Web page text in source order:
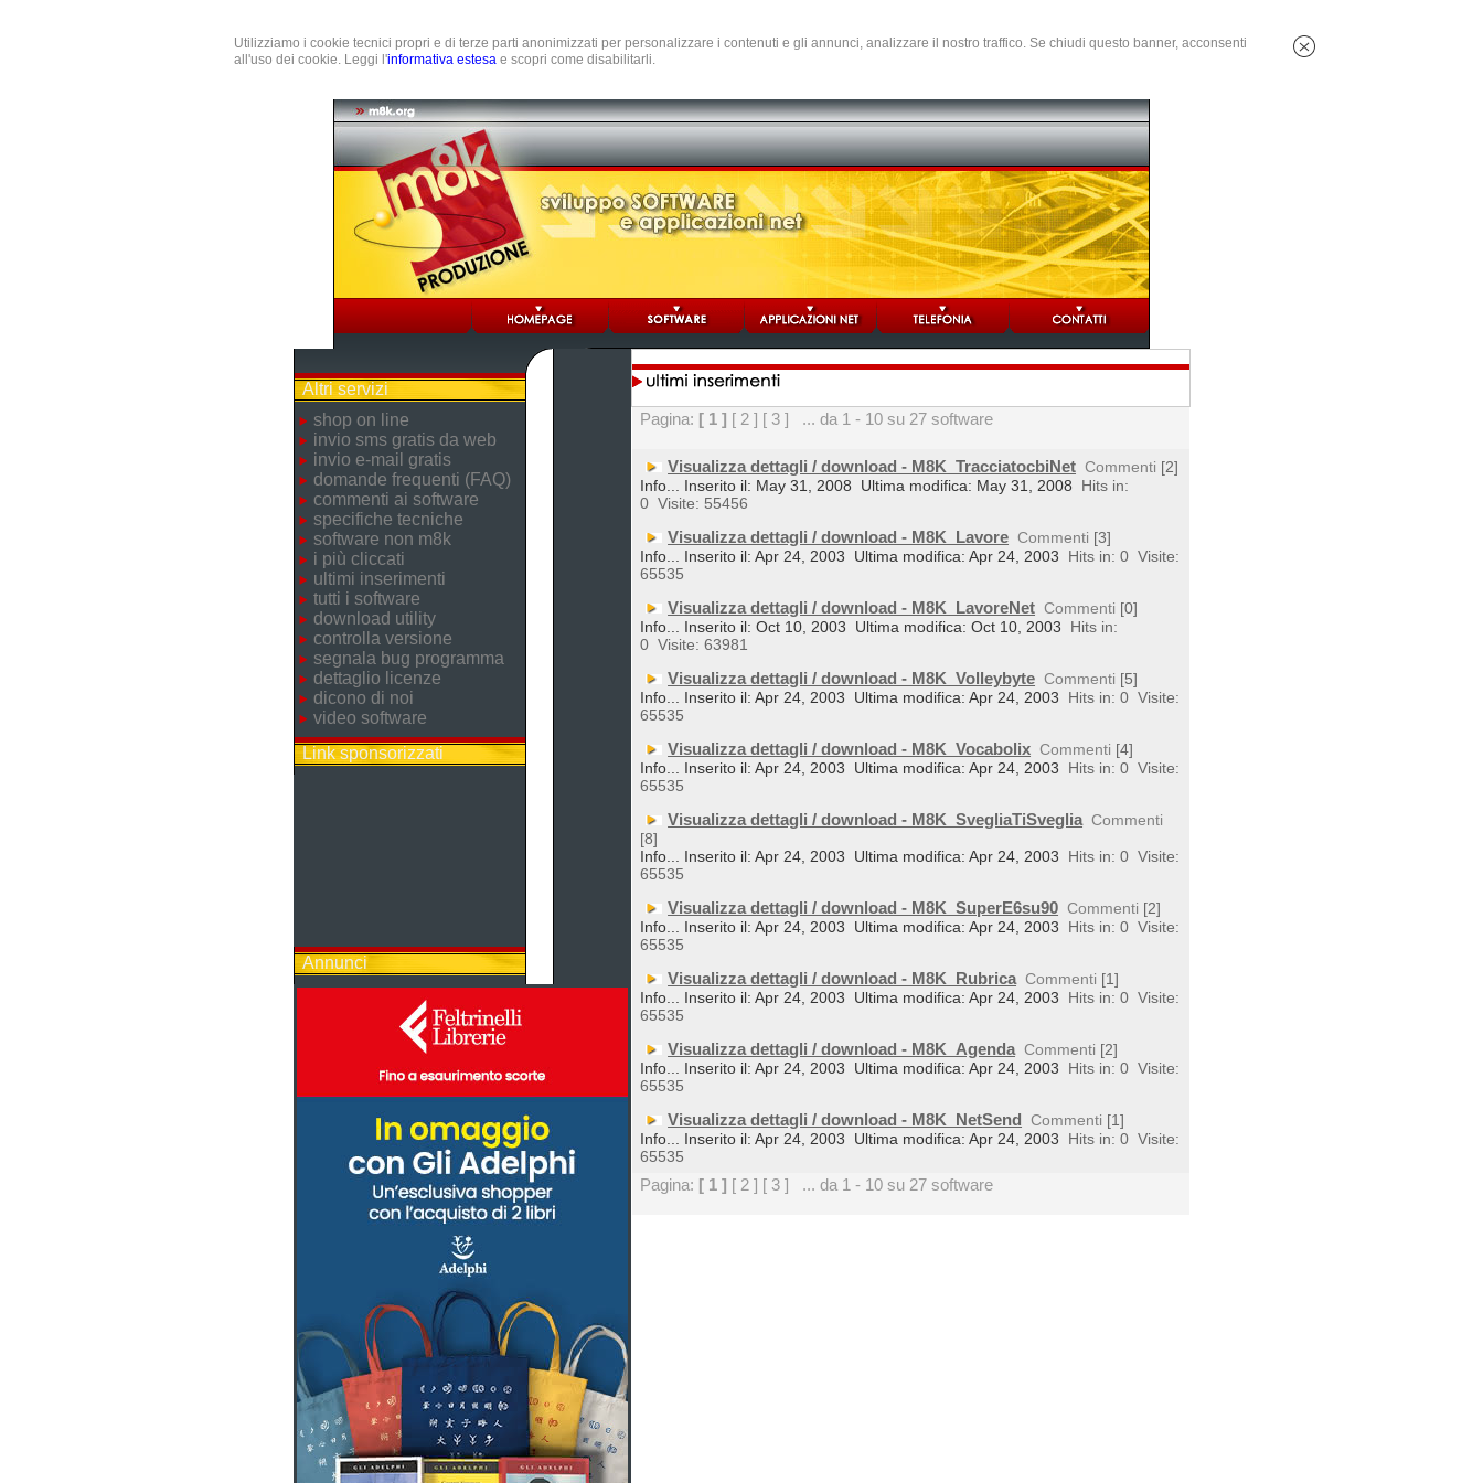
Utilizziamo i cookie tecnici propri e di terze parti anonimizzati per personalizzare i contenuti e gli annunci, analizzare il nostro traffico. Se chiudi questo banner, acconsenti
all'uso dei cookie. Leggi l'informativa estesa e scopri come disabilitarli.
Altri servizi
shop on line
invio sms gratis da web
invio e-mail gratis
domande frequenti (FAQ)
commenti ai software
specifiche tecniche
software non m8k
i più cliccati
ultimi inserimenti
tutti i software
download utility
controlla versione
segnala bug programma
dettaglio licenze
dicono di noi
video software
Link sponsorizzati
Annunci
Pagina: [ 1 ] [ 2 ] [ 3 ] ... da 1 - 10 su 27 software
Visualizza dettagli / download - M8K_TracciatocbiNet Commenti [2]
Info... Inserito il: May 31, 2008
Ultima modifica: May 31, 2008
Hits in:
0 Visite: 55456
Visualizza dettagli / download - M8K_Lavore Commenti [3]
Info... Inserito il: Apr 24, 2003
Ultima modifica: Apr 24, 2003 Hits in: 0 Visite:
65535
Visualizza dettagli / download - M8K_LavoreNet Commenti [0]
Info... Inserito il: Oct 10, 2003
Ultima modifica: Oct 10, 2003
Hits in:
0 Visite: 63981
Visualizza dettagli / download - M8K_Volleybyte Commenti [5]
Info... Inserito il: Apr 24, 2003
Ultima modifica: Apr 24, 2003 Hits in: 0 Visite:
65535
Visualizza dettagli / download - M8K_Vocabolix Commenti [4]
Info... Inserito il: Apr 24, 2003
Ultima modifica: Apr 24, 2003 Hits in: 0 Visite:
65535
Visualizza dettagli / download - M8K_SvegliaTiSveglia Commenti
[8]
Info... Inserito il: Apr 24, 2003
Ultima modifica: Apr 24, 2003 Hits in: 0 Visite:
65535
Visualizza dettagli / download - M8K_SuperE6su90 Commenti [2]
Info... Inserito il: Apr 24, 2003
Ultima modifica: Apr 24, 2003 Hits in: 0 Visite:
65535
Visualizza dettagli / download - M8K_Rubrica Commenti [1]
Info... Inserito il: Apr 24, 2003
Ultima modifica: Apr 24, 2003 Hits in: 0 Visite:
65535
Visualizza dettagli / download - M8K_Agenda Commenti [2]
Info... Inserito il: Apr 24, 2003
Ultima modifica: Apr 24, 2003 Hits in: 0 Visite:
65535
Visualizza dettagli / download - M8K_NetSend Commenti [1]
Info... Inserito il: Apr 24, 2003
Ultima modifica: Apr 24, 2003 Hits in: 0 Visite:
65535
Pagina: [ 1 ] [ 2 ] [ 3 ] ... da 1 - 10 su 27 software